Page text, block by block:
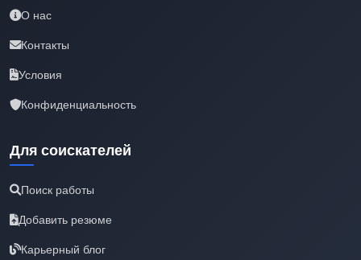
О нас
Контакты
Условия
Конфиденциальность
Для соискателей
Поиск работы
Добавить резюме
Карьерный блог